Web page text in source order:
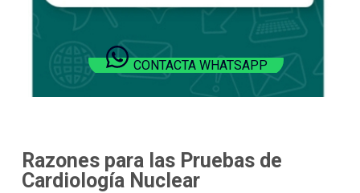
CONTACTA WHATSAPP
Razones para las Pruebas de
Cardiología Nuclear